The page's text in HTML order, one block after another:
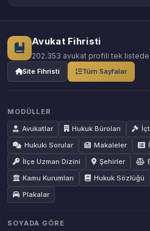
Avukat Fihristi
202.353 avukat profili tek listede
Site Fihristi Tüm Sayfalar
MODÜLLER
Avukatlar
Hukuk Büroları
Hukuki Sorular
Makaleler
İlçe Uzman Dizini
Şehirler
Kamu Kurumları
Hukuk Sözlüğü
Plakalar
SOYADA GÖRE